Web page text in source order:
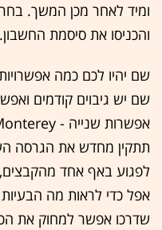
ומיד לאחר מכן המשך.
והכניסו את סיסמת החשבון.
שם יש גיבוים קודמים
תתקין מחדש את הגרסה
שדרכו אפשר למחוק את